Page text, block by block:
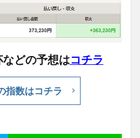
どの予想はコチラ
指数はコチラ